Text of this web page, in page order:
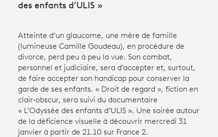
connexion
Avantages fidélité
Productions et innovation
Programme tv
des enfants d’ULIS »
Atteinte d’un glaucome, une mère de famille
(lumineuse Camille Goudeau), en procédure de
divorce, perd peu à peu la vue. Son combat,
personnel et judiciaire, sera d’accepter et, surtout,
de faire accepter son handicap pour conserver la
garde de ses enfants. « Droit de regard », fiction en
clair-obscur, ​​​sera suivi du documentaire
« L’Odyssée des enfants d’ULIS ». Une soirée autour
de la déficience visuelle à découvrir mercredi 31
janvier à partir de 21.10 sur France 2.